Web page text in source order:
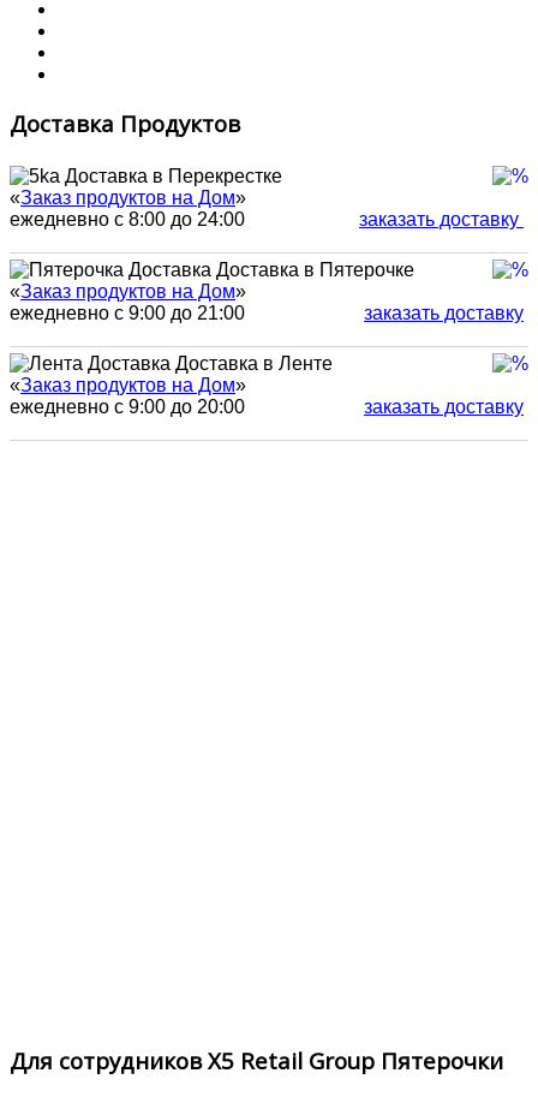
Доставка Продуктов
Доставка в Перекрестке
«Заказ продуктов на Дом»
ежедневно с 8:00 до 24:00
заказать доставку
Доставка в Пятерочке
«Заказ продуктов на Дом»
ежедневно с 9:00 до 21:00
заказать доставку
Доставка в Ленте
«Заказ продуктов на Дом»
ежедневно с 9:00 до 20:00
заказать доставку
Для сотрудников X5 Retail Group Пятерочки